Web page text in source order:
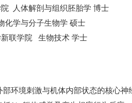
人体解剖与组织胚胎学 博士
化学与分子生物学 硕士
联学院 生物技术 学士
境刺激与机体内部状态的核心神